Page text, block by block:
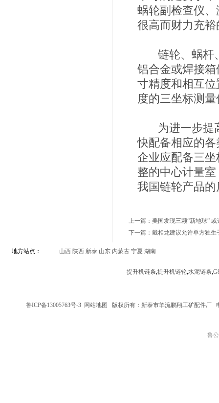
蜗轮副检查仪
很高而财力充
链轮、蜗杆、
铝合金或焊接
寸精度和相互
度的三坐标测量
为进一步提高
快配备相应的
企业应配备三
整的中心计量
我国链轮产品的
上一篇：美国发现三颗“新地球”
下一篇：戴相龙建议允许单方独
地方站点： 山西 陕西 新泰 山东 内蒙古 宁夏 湖南
提升机链条,提升机链轮,水泥链条,
鲁ICP备13005763号-3 网站地图 版权所有：新泰市羊流鹏翔工矿配件厂
鲁